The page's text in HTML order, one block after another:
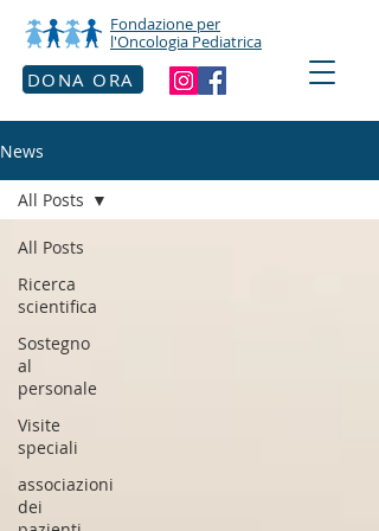
DONA ORA
Fondazione per
l'Oncologia Pediatrica
News
All Posts
Ricerca
scientifica
Sostegno
al
personale
Visite
speciali
associazioni
dei
All Posts